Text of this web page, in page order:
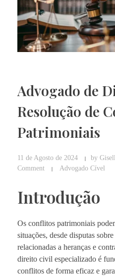
Advogado de
Resolução de
Patrimoniais
11 de Agosto de 2024 by
Comment
Advogado Cível
Introdução
Os conflitos patrimoniais
situações, desde disputas
relacionadas a heranças e
direito civil especializado é
conflitos de forma eficaz e